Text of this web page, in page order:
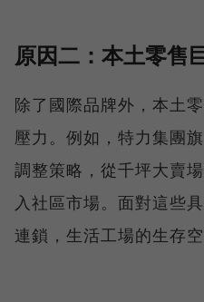
原因二：本土零售
除了國際品牌外，本土
壓力。例如，特力集團
調整策略，從千坪大賣
入社區市場。面對這些
連鎖，生活工場的生存